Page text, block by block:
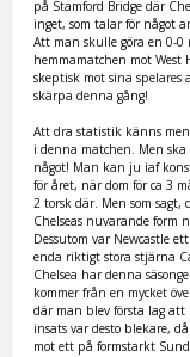
på Stamford Bridge där
inget, som talar för något
Att man skulle göra en 0-0
hemmamatchen mot
skeptisk mot sina
skärpa denna gång!
Att dra statistik känns
i denna matchen. Men
något! Man kan ju iaf
för året, när dom för ca 3
2 torsk där. Men som
Chelseas nuvarande form
Dessutom var Newcastle
enda riktigt stora stjärna
Chelsea har denna
kommer från en mycket
där man blev första lag att
insats var desto blekare,
mot ett på formstarkt